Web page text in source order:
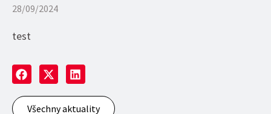
28/09/2024
test
Všechny aktuality